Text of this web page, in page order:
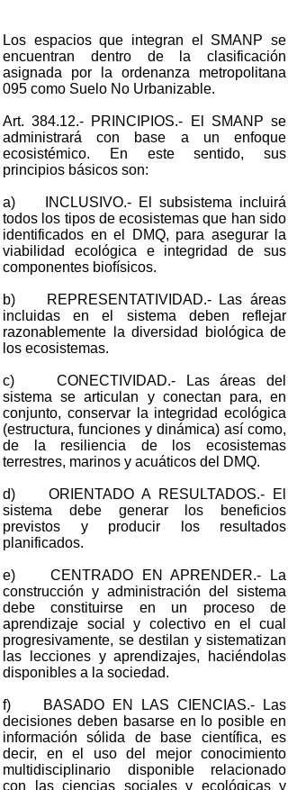
Los espacios que integran el SMANP se
encuentran dentro de la clasificación
asignada por la ordenanza metropolitana
095 como Suelo No Urbanizable.
Art. 384.12.- PRINCIPIOS.- El SMANP se
administrará con base a un enfoque
ecosistémico. En este sentido, sus
principios básicos son:
a) INCLUSIVO.- El subsistema incluirá
todos los tipos de ecosistemas que han sido
identificados en el DMQ, para asegurar la
viabilidad ecológica e integridad de sus
componentes biofísicos.
b) REPRESENTATIVIDAD.- Las áreas
incluidas en el sistema deben reflejar
razonablemente la diversidad biológica de
los ecosistemas.
c) CONECTIVIDAD.- Las áreas del
sistema se articulan y conectan para, en
conjunto, conservar la integridad ecológica
(estructura, funciones y dinámica) así como,
de la resiliencia de los ecosistemas
terrestres, marinos y acuáticos del DMQ.
d) ORIENTADO A RESULTADOS.- El
sistema debe generar los beneficios
previstos y producir los resultados
planificados.
e) CENTRADO EN APRENDER.- La
construcción y administración del sistema
debe constituirse en un proceso de
aprendizaje social y colectivo en el cual
progresivamente, se destilan y sistematizan
las lecciones y aprendizajes, haciéndolas
disponibles a la sociedad.
f) BASADO EN LAS CIENCIAS.- Las
decisiones deben basarse en lo posible en
información sólida de base científica, es
decir, en el uso del mejor conocimiento
multidisciplinario disponible relacionado
con las ciencias sociales y ecológicas y